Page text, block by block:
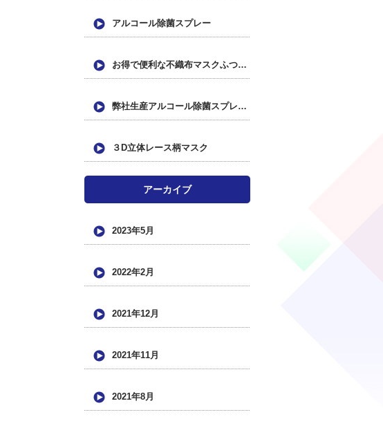
アルコール除菌スプレー
お得で便利な不織布マスクふつうサイズ(7枚入パック×8個/56枚入)のご紹介
弊社生産アルコール除菌スプレー、ソフトバンク様各店舗に出荷させて頂きました。
３D立体レース柄マスク
アーカイブ
2023年5月
2022年2月
2021年12月
2021年11月
2021年8月